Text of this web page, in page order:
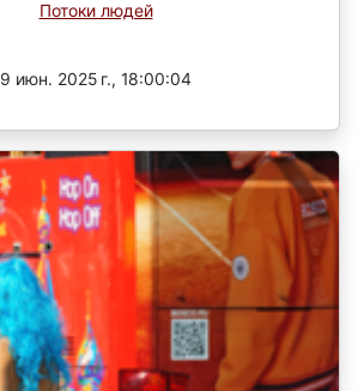
Потоки людей
9 июн. 2025 г., 18:00:04